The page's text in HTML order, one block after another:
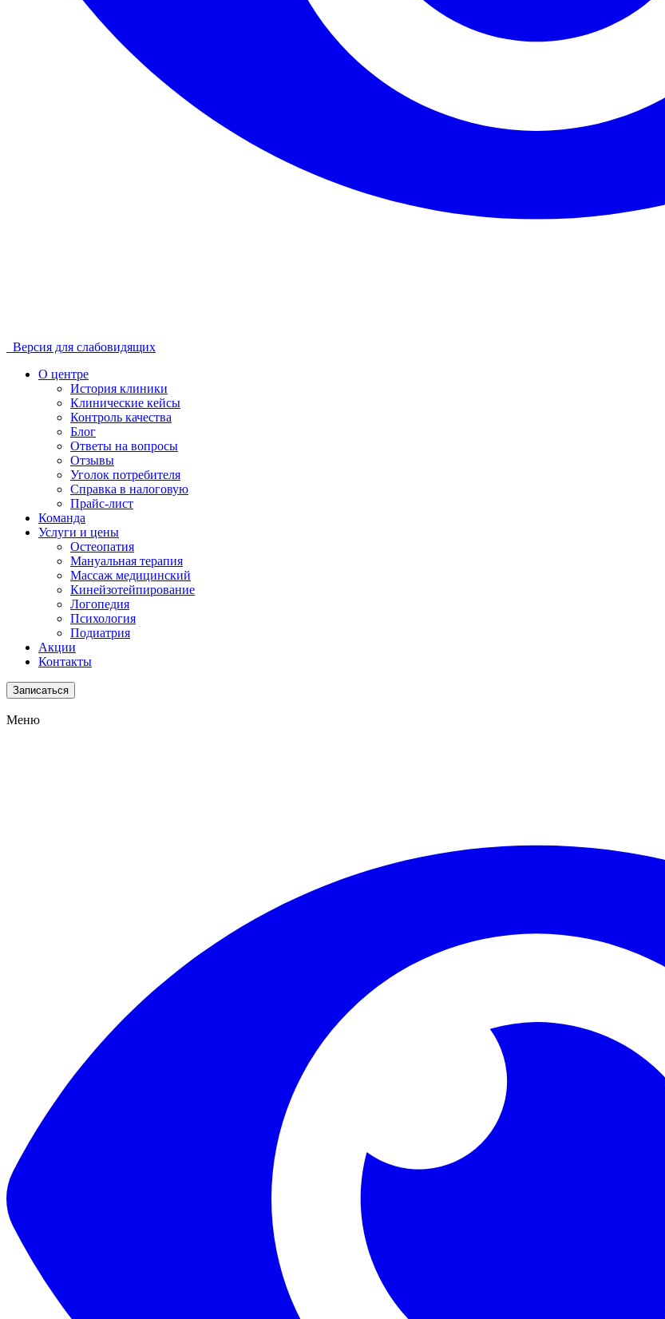
Версия для слабовидящих
О центре
История клиники
Клинические кейсы
Контроль качества
Блог
Ответы на вопросы
Отзывы
Уголок потребителя
Справка в налоговую
Прайс-лист
Команда
Услуги и цены
Остеопатия
Мануальная терапия
Массаж медицинский
Кинейзотейпирование
Логопедия
Психология
Подиатрия
Акции
Контакты
Записаться
Меню